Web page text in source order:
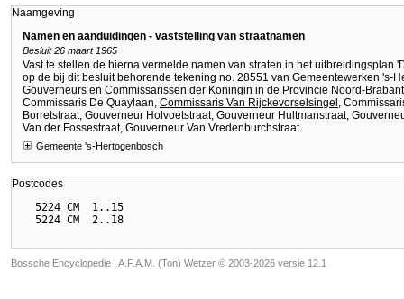
Naamgeving
Namen en aanduidingen - vaststelling van straatnamen
Besluit 26 maart 1965
Vast te stellen de hierna vermelde namen van straten in het uitbreidingsplan
op de bij dit besluit behorende tekening no. 28551 van Gemeentewerken 's-
Gouverneurs en Commissarissen der Koningin in de Provincie Noord-
Commissaris De Quaylaan, Commissaris Van Rijckevorselsingel ,
Borretstraat, Gouverneur Holvoetstraat, Gouverneur Hultmanstraat,
Van der Fossestraat, Gouverneur Van Vredenburchstraat.
Gemeente 's-Hertogenbosch
Postcodes
  5224 CM  1..15
Bossche Encyclopedie | A.F.A.M. (Ton) Wetzer © 2003-2026 versie 12.1